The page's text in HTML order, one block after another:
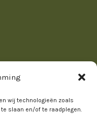
wij technologieën zoals
slaan en/of te raadplegen.